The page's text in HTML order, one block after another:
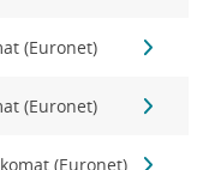
(Euronet)
(Euronet)
(Euronet)